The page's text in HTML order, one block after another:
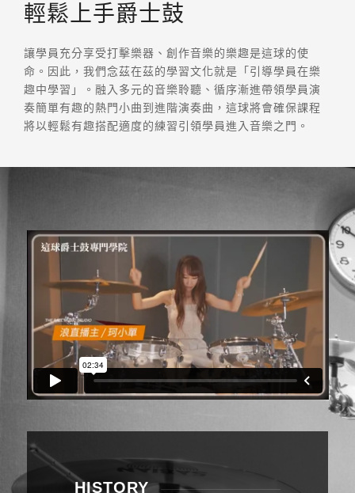
輕鬆上手爵士鼓
讓學員充分享受打擊樂器、創作音樂的樂趣是這球的使
命。因此，我們念茲在茲的學習文化就是「引導學員在樂
趣中學習」。融入多元的音樂聆聽、循序漸進帶領學員演
奏簡單有趣的熱門小曲到進階演奏曲，這球將會確保課程
將以輕鬆有趣搭配適度的練習引領學員進入音樂之門。
HISTORY